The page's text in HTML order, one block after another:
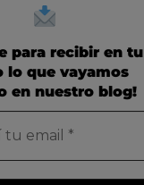
para recibir en tu
lo que vayamos
en nuestro blog!